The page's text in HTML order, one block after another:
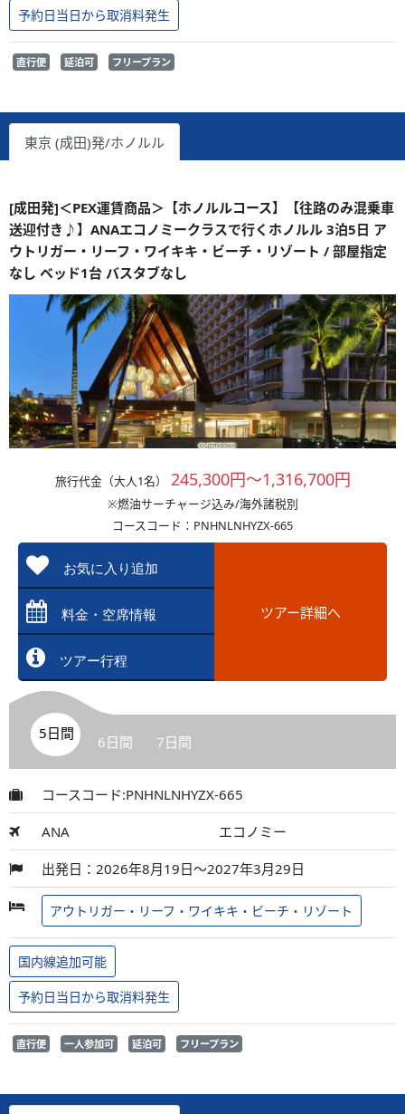
予約日当日から取消料発生
直行便 延泊可 フリープラン
東京 (成田)発/ホノルル
[成田発]＜PEX運賃商品＞【ホノルルコース】【往路のみ混乗車
送迎付き♪】ANAエコノミークラスで行くホノルル 3泊5日 ア
ウトリガー・リーフ・ワイキキ・ビーチ・リゾート / 部屋指定
なし ベッド1台 バスタブなし
旅行代金（大人1名） 245,300円～1,316,700円
※燃油サーチャージ込み/海外諸税別
コースコード：PNHNLNHYZX-665
お気に入り追加
料金・空席情報
ツアー行程
ツアー詳細へ
5日間 6日間 7日間
コースコード:PNHNLNHYZX-665
ANA エコノミー
出発日：2026年8月19日～2027年3月29日
アウトリガー・リーフ・ワイキキ・ビーチ・リゾート
国内線追加可能
予約日当日から取消料発生
直行便 一人参加可 延泊可 フリープラン